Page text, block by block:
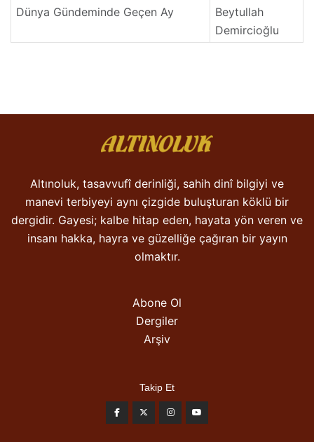
Dünya Gündeminde Geçen Ay
Beytullah
Demircioğlu
Altınoluk, tasavvufî derinliği, sahih dinî bilgiyi ve
manevi terbiyeyi aynı çizgide buluşturan köklü bir
dergidir. Gayesi; kalbe hitap eden, hayata yön veren ve
insanı hakka, hayra ve güzelliğe çağıran bir yayın
olmaktır.
Abone Ol
Dergiler
Arşiv
Takip Et